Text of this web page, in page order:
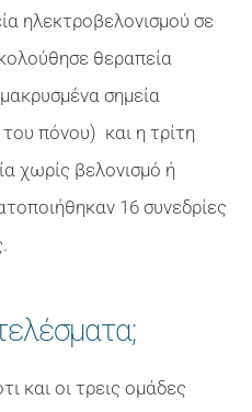
ηλεκτροβελονισμού σε
θεραπεία
σημεία
πόνου) και η τρίτη
χωρίς βελονισμό ή
16 συνεδρίες
και οι τρεις ομάδες